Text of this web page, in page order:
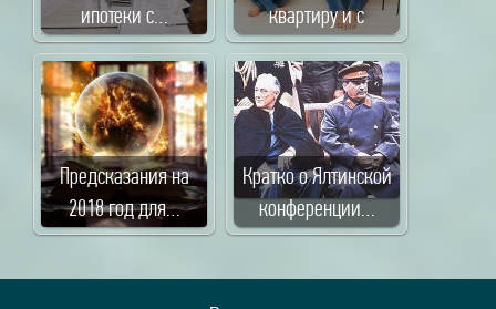
ипотеки с…
квартиру и с
Предсказания на
2018 год для…
Кратко о Ялтинской
конференции…